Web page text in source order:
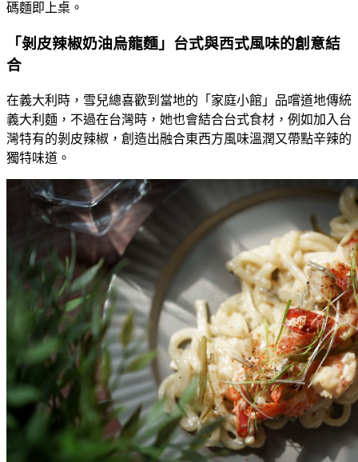
碼麵即上桌。
「剝皮辣椒奶油烏龍麵」台式與西式風味的創意結
合
在義大利時，雪兒總喜歡到當地的「家庭小館」品嚐道地傳統
義大利麵，不過在台灣時，她也會結合台式食材，例如加入台
灣特有的剝皮辣椒，創造出融合東西方風味溫潤又帶點辛辣的
獨特味道。